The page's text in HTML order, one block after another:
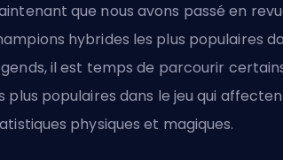
que nous avons passé en
hybrides les plus populaires
il est temps de parcourir
plus populaires dans le jeu qui
physiques et magiques.